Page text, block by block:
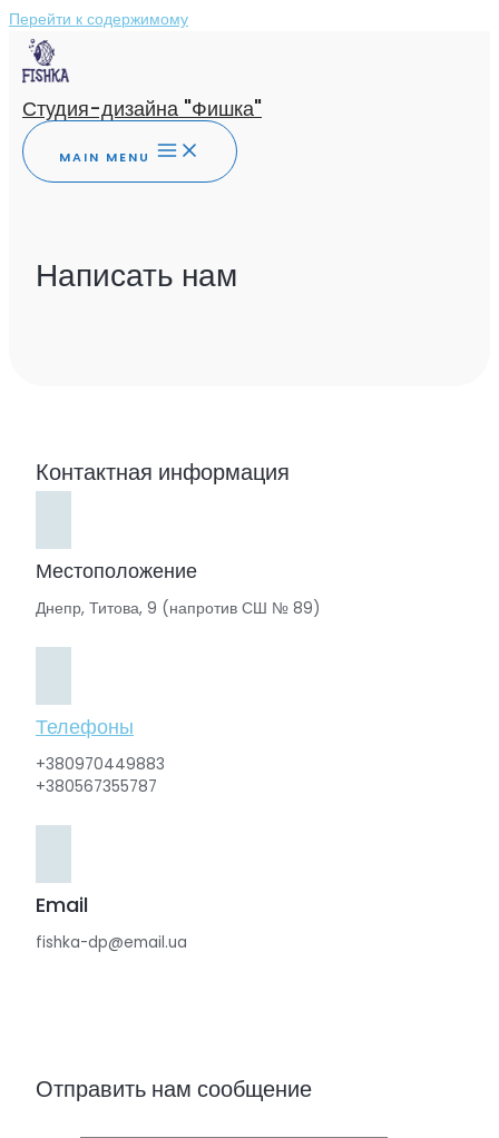
Перейти к содержимому
Студия-дизайна "Фишка"
MAIN MENU
Написать нам
Контактная информация
Местоположение
Днепр, Титова, 9 (напротив СШ № 89)
Телефоны
+380970449883
+380567355787
Email
fishka-dp@email.ua
Отправить нам сообщение